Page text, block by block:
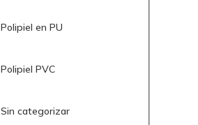
Polipiel en PU
Polipiel PVC
Sin categorizar